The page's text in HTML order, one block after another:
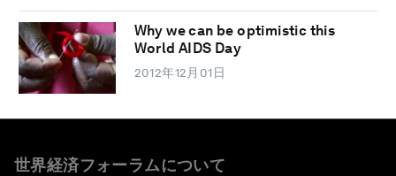
Why we can be optimistic this
World AIDS Day
2012年12月01日
世界経済フォーラムについて